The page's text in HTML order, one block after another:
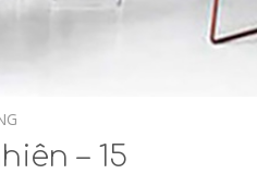
– 15